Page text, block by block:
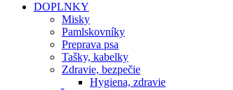
DOPLNKY
Misky
Pamlskovníky
Preprava psa
Tašky, kabelky
Zdravie, bezpečie
Hygiena, zdravie